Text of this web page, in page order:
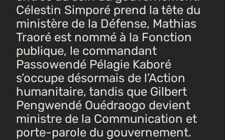
Célestin Simporé prend la tête du
ministère de la Défense, Mathias
Traoré est nommé à la Fonction
publique, le commandant
Passowendé Pélagie Kaboré
s’occupe désormais de l’Action
humanitaire, tandis que Gilbert
Pengwendé Ouédraogo devient
ministre de la Communication et
porte-parole du gouvernement.